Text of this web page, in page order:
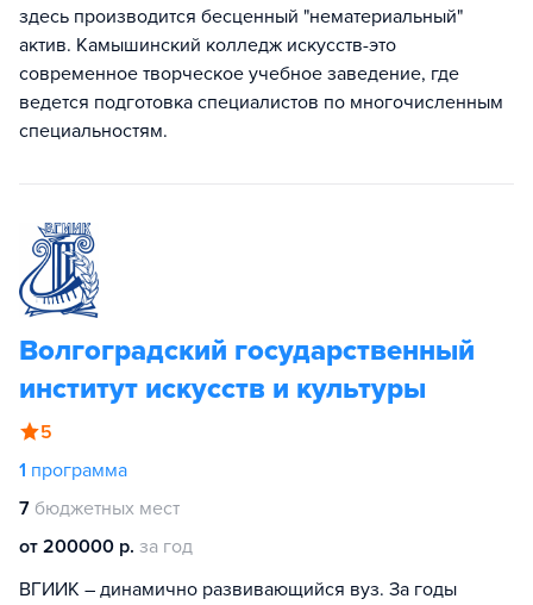
здесь производится бесценный "нематериальный"
актив. Камышинский колледж искусств-это
современное творческое учебное заведение, где
ведется подготовка специалистов по многочисленным
специальностям.
Волгоградский государственный
институт искусств и культуры
5
1 программа
7 бюджетных мест
от 200000 р. за год
ВГИИК – динамично развивающийся вуз. За годы